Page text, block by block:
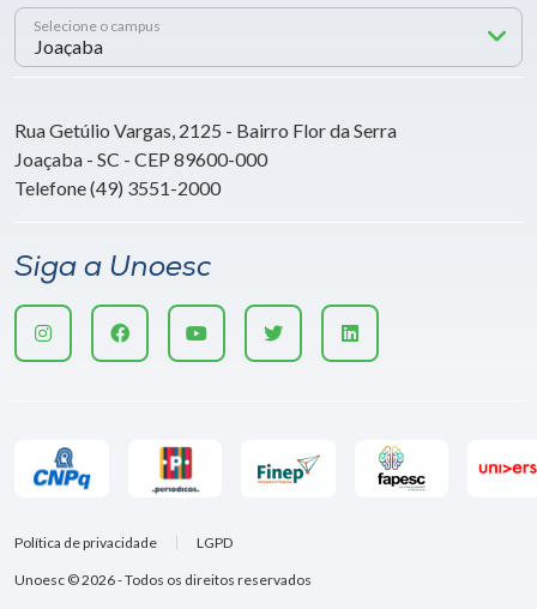
Selecione o campus
Rua Getúlio Vargas, 2125 - Bairro Flor da Serra
Joaçaba - SC - CEP 89600-000
Telefone (49) 3551-2000
Siga a Unoesc
Unoesc © 2026 - Todos os direitos reservados
Política de privacidade LGPD